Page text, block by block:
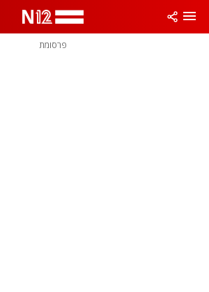
פרסומת